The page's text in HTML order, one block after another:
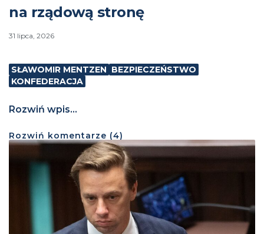
na rządową stronę
31 lipca, 2026
SŁAWOMIR MENTZEN BEZPIECZEŃSTWO
KONFEDERACJA
Rozwiń wpis...
Rozwiń komentarze (4)